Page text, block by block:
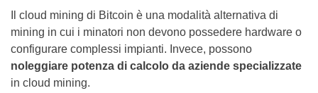
Il cloud mining di Bitcoin è una modalità alternativa di
mining in cui i minatori non devono possedere hardware o
configurare complessi impianti. Invece, possono
noleggiare potenza di calcolo da aziende specializzate
in cloud mining.